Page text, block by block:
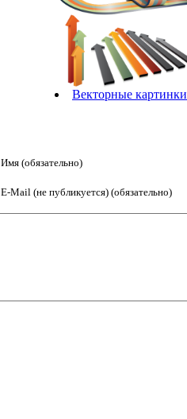
Векторные
Имя (обязательно)
E-Mail (не публикуется) (обязательно)